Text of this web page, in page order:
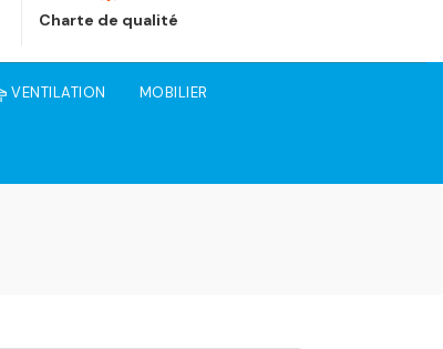
Charte de qualité
VENTILATION MOBILIER